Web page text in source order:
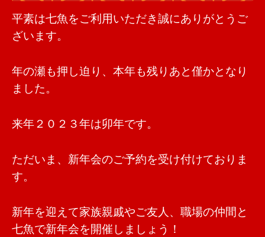
平素は七魚をご利用いただき誠にありがとうご
ざいます。
年の瀬も押し迫り、本年も残りあと僅かとなり
ました。
来年２０２３年は卯年です。
ただいま、新年会のご予約を受け付けておりま
す。
新年を迎えて家族親戚やご友人、職場の仲間と
七魚で新年会を開催しましょう！